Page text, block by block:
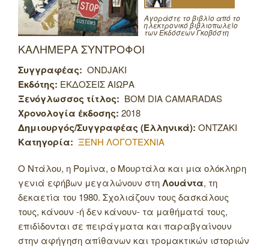
Αγοράστε το βιβλίο από το
ηλεκτρονικό βιβλιοπωλείο
των Εκδόσεων Γκοβόστη
ΚΑΛΗΜΕΡΑ ΣΥΝΤΡΟΦΟΙ
Συγγραφέας: ONDJAKI
Εκδότης: ΕΚΔΟΣΕΙΣ ΑΙΩΡΑ
Ξενόγλωσσος τίτλος: BOM DIA CAMARADAS
Χρονολογία έκδοσης: 2018
Δημιουργός/Συγγραφέας (Ελληνικά): ONTZAKI
Κατηγορία: ΞΕΝΗ ΛΟΓΟΤΕΧΝΙΑ
Ο Ντάλου, η Ρομίνα, ο Μουρτάλα και μια ολόκληρη
γενιά εφήβων μεγαλώνουν στηΛουάντα, τη
δεκαετία του 1980. Σχολιάζουν τους δασκάλους
τους, κάνουν -ή δεν κάνουν- τα μαθήματά τους,
επιδίδονται σε πειράγματα και παραβγαίνουν
στην αφήγηση απίθανων και τρομακτικών ιστοριών